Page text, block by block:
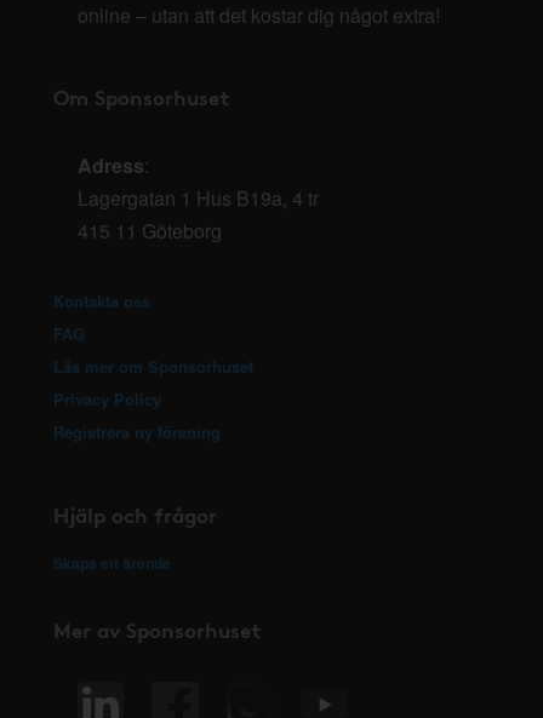
online – utan att det kostar dig något extra!
Om Sponsorhuset
Adress:
Lagergatan 1 Hus B19a, 4 tr
415 11 Göteborg
Kontakta oss
FAQ
Läs mer om Sponsorhuset
Privacy Policy
Registrera ny förening
Hjälp och frågor
Skapa ett ärende
Mer av Sponsorhuset